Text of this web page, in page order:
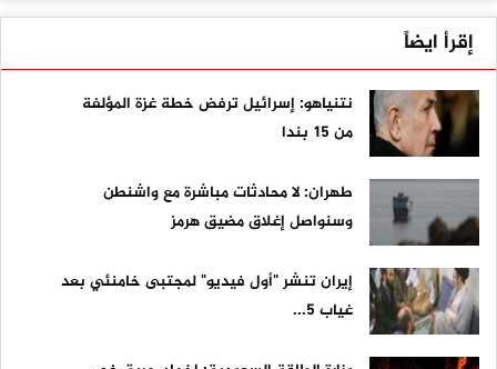
إقرأ ايضاً
نتنياهو: إسرائيل ترفض خطة غزة المؤلفة
من 15 بندا
طهران: لا محادثات مباشرة مع واشنطن
وسنواصل إغلاق مضيق هرمز
إيران تنشر "أول فيديو" لمجتبى خامنئي بعد
غياب 5...